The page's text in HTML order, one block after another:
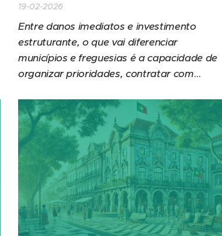
19-02-2026
Entre danos imediatos e investimento
estruturante, o que vai diferenciar
municípios e freguesias é a capacidade de
organizar prioridades, contratar com
financiamento "por objetivos".